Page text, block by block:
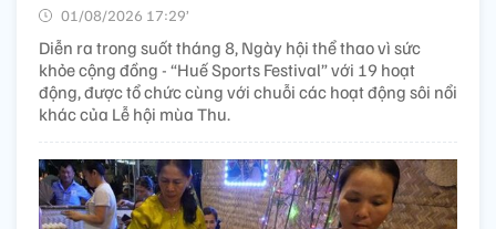
01/08/2026 17:29’
Diễn ra trong suốt tháng 8, Ngày hội thể thao vì sức
khỏe cộng đồng - “Huế Sports Festival” với 19 hoạt
động, được tổ chức cùng với chuỗi các hoạt động sôi nổi
khác của Lễ hội mùa Thu.